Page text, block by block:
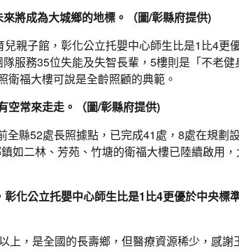
將成為大城鄉的地標。（圖/彰縣府提供)
親子館，彰化公立托嬰中心師生比是1比4更
服務35位失能及失智長輩，5樓則是「不老健
福大樓可說是全齡照顧的典範。
空常來走走。（圖/彰縣府提供)
縣52處長照據點，已完成41處，8處在規劃
如二林、芳苑、竹塘的衛福大樓已陸續啟用，
化公立托嬰中心師生比是1比4更優於中央標
上，是全國的長壽鄉，但醫療資源稀少，感謝